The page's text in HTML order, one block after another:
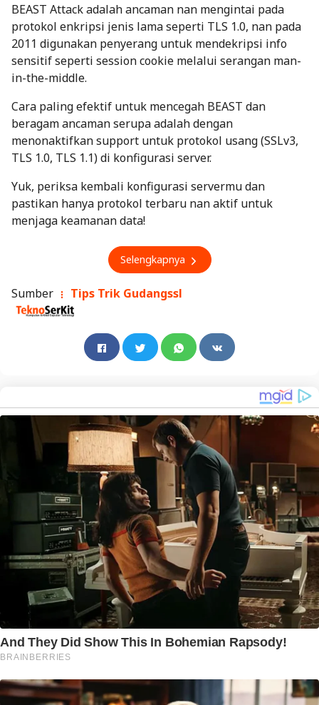
BEAST Attack adalah ancaman nan mengintai pada
protokol enkripsi jenis lama seperti TLS 1.0, nan pada
2011 digunakan penyerang untuk mendekripsi info
sensitif seperti session cookie melalui serangan man-
in-the-middle.
Cara paling efektif untuk mencegah BEAST dan
beragam ancaman serupa adalah dengan
menonaktifkan support untuk protokol usang (SSLv3,
TLS 1.0, TLS 1.1) di konfigurasi server.
Yuk, periksa kembali konfigurasi servermu dan
pastikan hanya protokol terbaru nan aktif untuk
menjaga keamanan data!
Selengkapnya
Sumber Tips Trik Gudangssl